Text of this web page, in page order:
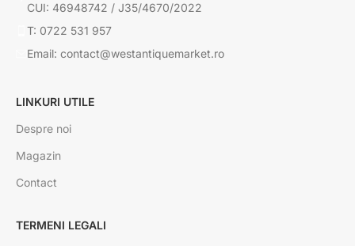
CUI: 46948742 / J35/4670/2022
T: 0722 531 957
Email: contact@westantiquemarket.ro
LINKURI UTILE
Despre noi
Magazin
Contact
TERMENI LEGALI